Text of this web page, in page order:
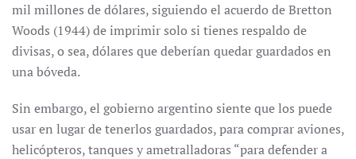
mil millones de dólares, siguiendo el acuerdo de Bretton
Woods (1944) de imprimir solo si tienes respaldo de
divisas, o sea, dólares que deberían quedar guardados en
una bóveda.
Sin embargo, el gobierno argentino siente que los puede
usar en lugar de tenerlos guardados, para comprar aviones,
helicópteros, tanques y ametralladoras “para defender a